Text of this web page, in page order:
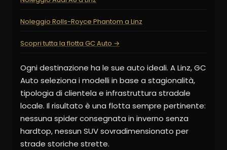
Noleggio Rolls-Royce Phantom a Linz
Scopri tutta la flotta GC Auto →
Ogni destinazione ha le sue auto ideali. A Linz, GC
Auto seleziona i modelli in base a stagionalità,
tipologia di clientela e infrastruttura stradale
locale. Il risultato è una flotta sempre pertinente:
nessuna spider consegnata in inverno senza
hardtop, nessun SUV sovradimensionato per
strade storiche strette.